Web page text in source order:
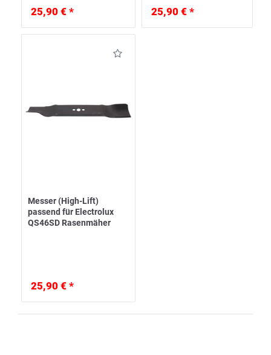
25,90 € * 25,90 € *
Messer (High-Lift)
passend für Electrolux
QS46SD Rasenmäher
25,90 € *